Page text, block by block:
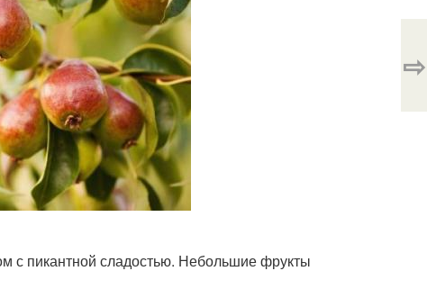
с пикантной сладостью. Небольшие фрукты
⇨